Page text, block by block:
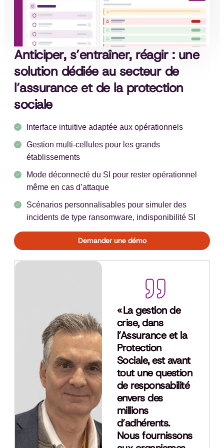
Anticiper, s’entraîner, réagir : une
solution dédiée au secteur de
l’assurance et de la protection
sociale
Interface intuitive adaptée aux opérationnels
Gestion multi-cellules pour les grands
établissements
Mode déconnecté du SI pour rester opérationnel
même en cas d’attaque
Scénarios personnalisables pour simuler des
incidents de type ransomware, indisponibilité SI
Demander une démo
« La gestion de
crise, dans
l’Assurance et la
Protection
Sociale, est avant
tout une question
de responsabilité
envers des
millions
d’adhérents.
Nous fournissons